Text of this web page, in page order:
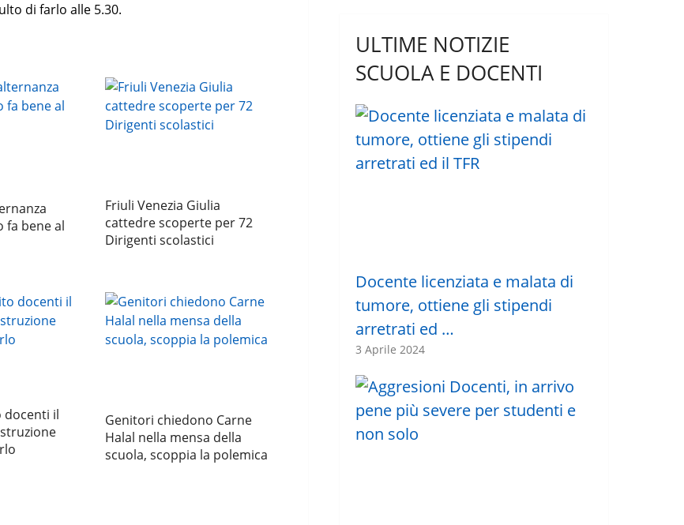
di farlo alle 5.30.
fa bene al
Friuli Venezia Giulia
cattedre scoperte per 72
Dirigenti scolastici
docenti il
Genitori chiedono Carne
Halal nella mensa della
scuola, scoppia la polemica
ULTIME NOTIZIE
SCUOLA E DOCENTI
Docente licenziata e malata di
tumore, ottiene gli stipendi
arretrati ed …
3 Aprile 2024